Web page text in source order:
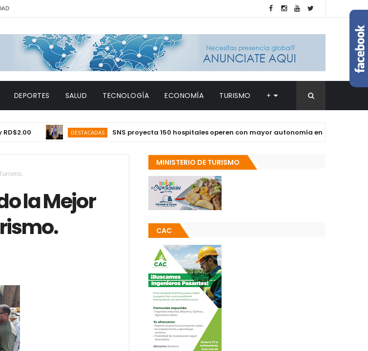
DEPORTES SALUD TECNOLOGÍA ECONOMÍA TURISMO +
DESTACADAS SNS proyecta 150 hospitales operen con mayor autonomía en los próximos dos
la Mejor
MINISTERIO DE TURISMO
CAC